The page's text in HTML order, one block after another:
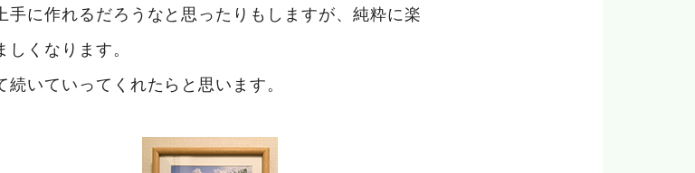
に作れるだろうなと思ったりもしますが、純粋に楽
くなります。
いていってくれたらと思います。